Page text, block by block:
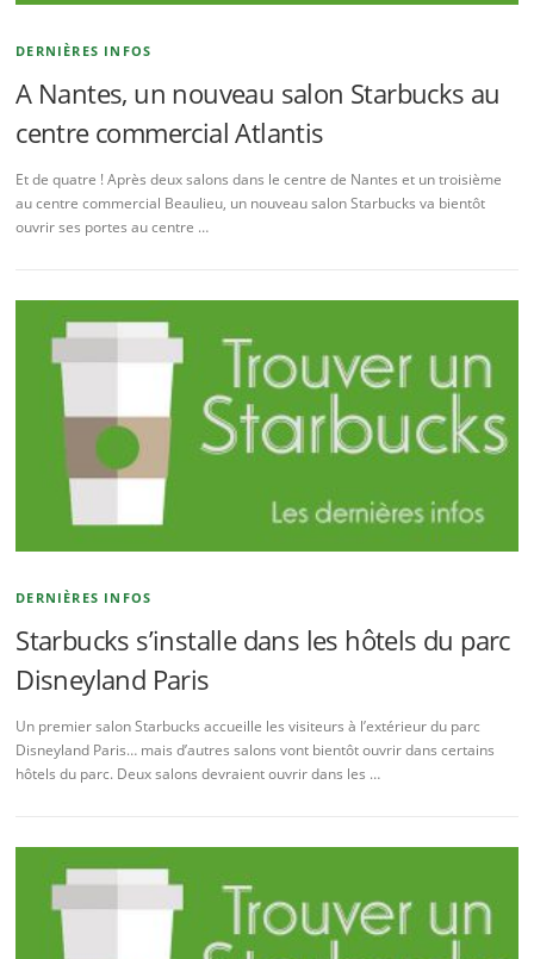
DERNIÈRES INFOS
A Nantes, un nouveau salon Starbucks au
centre commercial Atlantis
Et de quatre ! Après deux salons dans le centre de Nantes et un troisième
au centre commercial Beaulieu, un nouveau salon Starbucks va bientôt
ouvrir ses portes au centre …
DERNIÈRES INFOS
Starbucks s’installe dans les hôtels du parc
Disneyland Paris
Un premier salon Starbucks accueille les visiteurs à l’extérieur du parc
Disneyland Paris… mais d’autres salons vont bientôt ouvrir dans certains
hôtels du parc. Deux salons devraient ouvrir dans les …